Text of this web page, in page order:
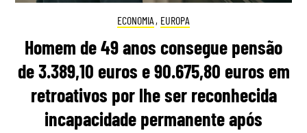
ECONOMIA , EUROPA
Homem de 49 anos consegue pensão
de 3.389,10 euros e 90.675,80 euros em
retroativos por lhe ser reconhecida
incapacidade permanente após